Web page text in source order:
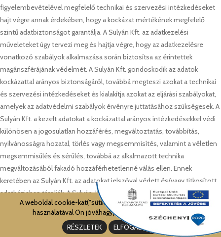
figyelembevételével megfelelő technikai és szervezési intézkedéseket
hajt végre annak érdekében, hogy a kockázat mértékének megfelelő
szintű adatbiztonságot garantálja. A Sulyán Kft. az adatkezelési
műveleteket úgy tervezi meg és hajtja végre, hogy az adatkezelésre
vonatkozó szabályok alkalmazása során biztosítsa az érintettek
magánszférájának védelmét. A Sulyán Kft. gondoskodik az adatok
kockázattal arányos biztonságáról, továbbá megteszi azokat a technikai
és szervezési intézkedéseket és kialakítja azokat az eljárási szabályokat,
amelyek az adatvédelmi szabályok érvényre juttatásához szükségesek. A
Sulyán Kft. a kezelt adatokat a kockázattal arányos intézkedésekkel védi
különösen a jogosulatlan hozzáférés, megváltoztatás, továbbítás,
nyilvánosságra hozatal, törlés vagy megsemmisítés, valamint a véletlen
megsemmisülés és sérülés, továbbá az alkalmazott technika
megváltozásából fakadó hozzáférhetetlenné válás ellen. Ennek
keretében az Sulyán Kft. az adatokat jelszóval védett és/vagy titkosított
adatbázisban tárolják. A Sulyán Kft. az adatokat a kockázattal arányos
védelem keretében tűzfalakkal, antivírus programokkal, titkosító
mechanizmusokkal, tartalomszűréssel és egyéb technikai- valamint
folyamat-megoldásokkal védi, és az adatvédelmi incidenseket
A weboldal cookie-kat("sütiket") használ. A weboldal további
használatával Ön jóváhagyja a cookie-k használatát.
RÉSZLETEK
ELFOGADOM